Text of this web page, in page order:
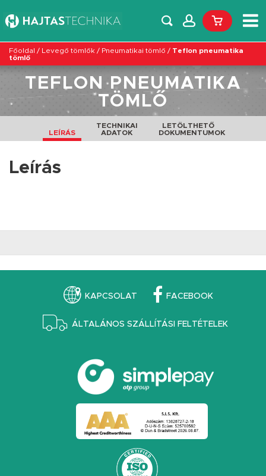
Főoldal / Levegő tömlők / Pneumatikai tömlő / Teflon pneumatika
tömlő
TEFLON PNEUMATIKA
TÖMLŐ
LEÍRÁS
TECHNIKAI
ADATOK
LETÖLTHETŐ
DOKUMENTUMOK
Leírás
KAPCSOLAT FACEBOOK
ÁLTALÁNOS SZÁLLÍTÁSI FELTÉTELEK